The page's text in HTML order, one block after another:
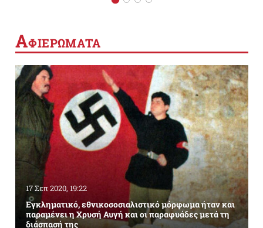
ΑΦΙΕΡΩΜΑΤΑ
17 Σεπ 2020, 19:22
Εγκληματικό, εθνικοσοσιαλιστικό μόρφωμα ήταν και
παραμένει η Χρυσή Αυγή και οι παραφυάδες μετά τη
διάσπασή της